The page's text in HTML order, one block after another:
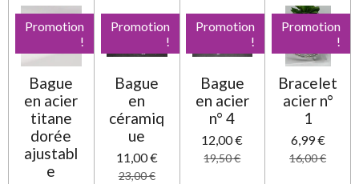
Promotion
!
Bague
en acier
titane
dorée
ajustabl
e
Promotion
!
Bague
en
céramiq
ue
11,00 €
23,00 €
Promotion
!
Bague
en acier
n° 4
12,00 €
19,50 €
Promotion
!
Bracelet
acier n°
1
6,99 €
16,00 €